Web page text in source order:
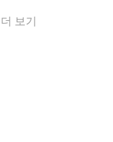
더 보기